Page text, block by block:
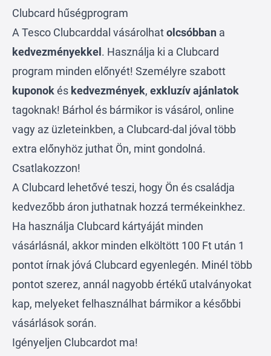
Clubcard hűségprogram
A Tesco Clubcarddal vásárolhatolcsóbban a
kedvezményekkel . Használja ki a Clubcard
program minden előnyét! Személyre szabott
kuponokés kedvezmények, exkluzív ajánlatok
tagoknak! Bárhol és bármikor is vásárol, online
vagy az üzleteinkben, a Clubcard-dal jóval több
extra előnyhöz juthat Ön, mint gondolná.
Csatlakozzon!
A Clubcard lehetővé teszi, hogy Ön és családja
kedvezőbb áron juthatnak hozzá termékeinkhez.
Ha használja Clubcard kártyáját minden
vásárlásnál, akkor minden elköltött 100 Ft után 1
pontot írnak jóvá Clubcard egyenlegén. Minél több
pontot szerez, annál nagyobb értékű utalványokat
kap, melyeket felhasználhat bármikor a későbbi
vásárlások során.
Igényeljen Clubcardot ma!